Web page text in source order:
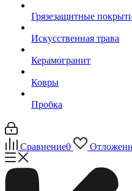
Грязезащитные
Искусственная трава
Керамогранит
Ковры
Пробка
Сравнение0